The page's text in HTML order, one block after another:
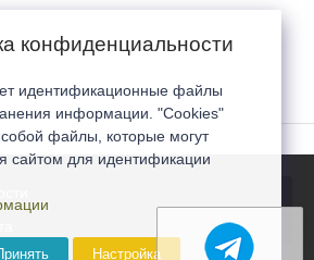
конфиденциальности
идентификационные файлы
информации. "Cookies"
файлы, которые могут
сайтом для идентификации
Настройка